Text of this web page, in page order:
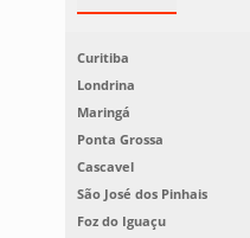
Curitiba
Londrina
Maringá
Ponta Grossa
Cascavel
São José dos Pinhais
Foz do Iguaçu